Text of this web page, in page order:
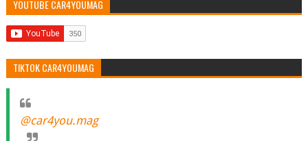
YOUTUBE CAR4YOUMAG
TIKTOK CAR4YOUMAG
@car4you.mag